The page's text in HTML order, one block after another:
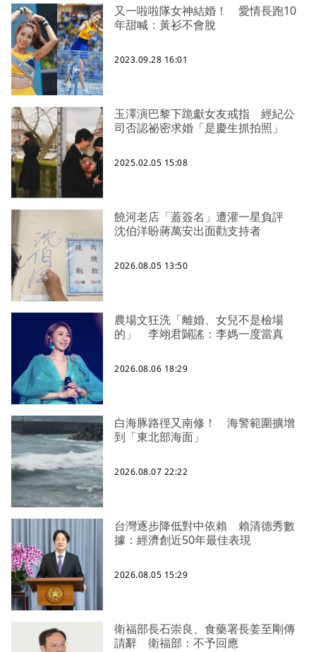
又一啦啦隊女神結婚！ 愛情長跑10
年甜喊：黃衫不會脫
2023.09.28 16:01
玉澤演巴黎下跪獻女友戒指 經紀公
司否認祕密求婚「是慶生抓拍照」
2025.02.05 15:08
饒河老店「蓋簽名」遭灌一星負評
沈伯洋盼蔣萬安出面勸支持者
2026.08.05 13:50
農場文狂洗「離婚、女兒不是檢場
的」 李翊君闢謠：李媽一度當真
2026.08.06 18:29
白海豚路徑又南修！ 海警範圍擴增
到「東北部海面」
2026.08.07 22:22
台灣逐步降低對中依賴 賴清德秀數
據：經濟創近50年最佳表現
2026.08.05 15:29
衛福部長石崇良、食藥署長姜至剛傳
請辭 衛福部：不予回應